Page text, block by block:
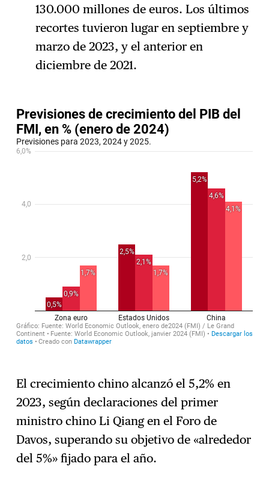
130.000 millones de euros. Los últimos
recortes tuvieron lugar en septiembre y
marzo de 2023, y el anterior en
diciembre de 2021.
El crecimiento chino alcanzó el 5,2% en
2023, según declaraciones del primer
ministro chino Li Qiang en el Foro de
Davos, superando su objetivo de «alrededor
del 5%» fijado para el año.